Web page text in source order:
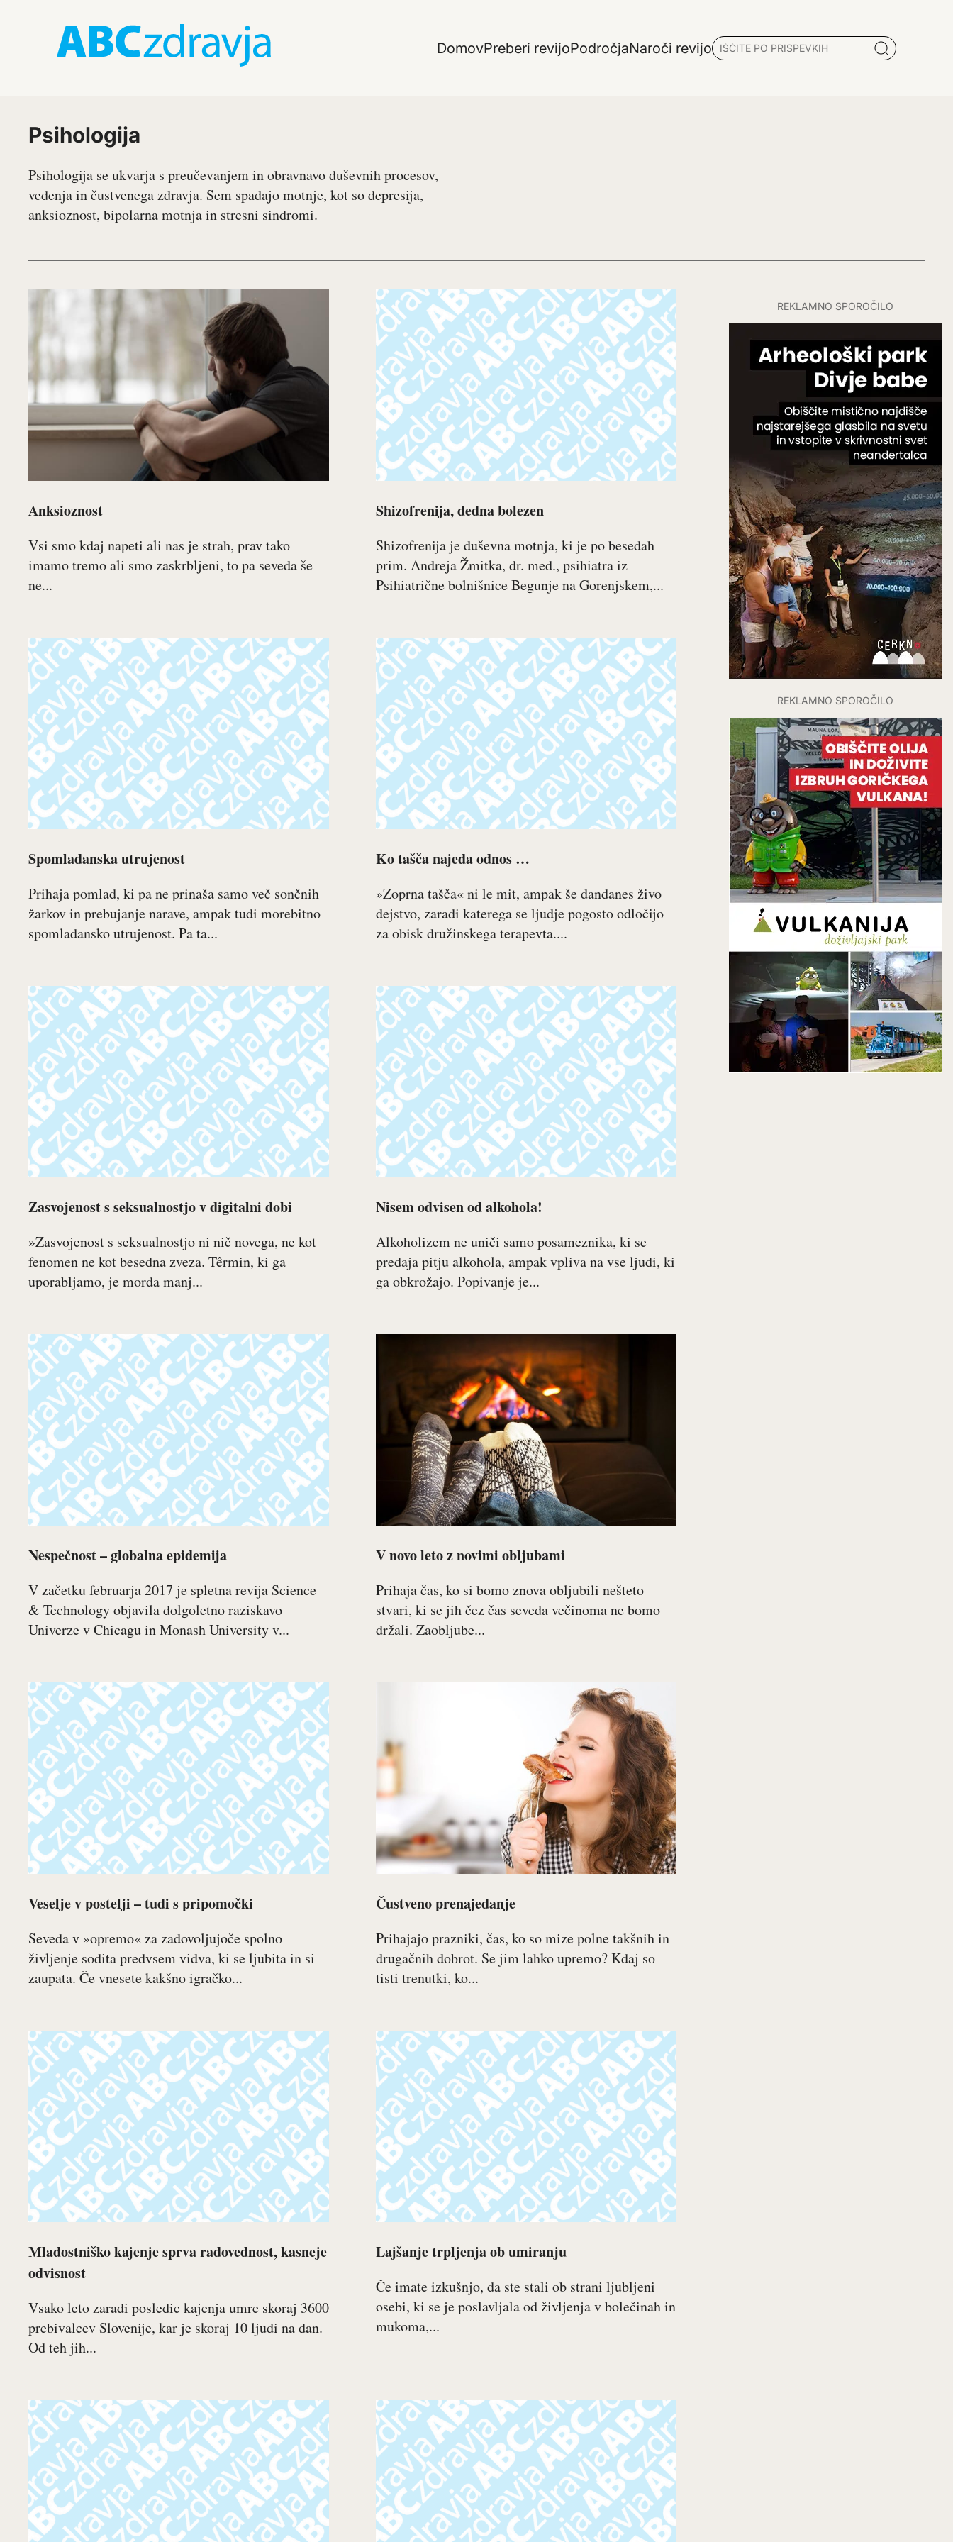
DomovPreberi revijoPodročjaNaroči revijo
Psihologija
Psihologija se ukvarja s preučevanjem in obravnavo duševnih procesov,
vedenja in čustvenega zdravja. Sem spadajo motnje, kot so depresija,
anksioznost, bipolarna motnja in stresni sindromi.
Anksioznost
Vsi smo kdaj napeti ali nas je strah, prav tako
imamo tremo ali smo zaskrbljeni, to pa seveda še
ne...
Shizofrenija, dedna bolezen
Shizofrenija je duševna motnja, ki je po besedah
prim. Andreja Žmitka, dr. med., psihiatra iz
Psihiatrične bolnišnice Begunje na Gorenjskem,...
Spomladanska utrujenost
Prihaja pomlad, ki pa ne prinaša samo več sončnih
žarkov in prebujanje narave, ampak tudi morebitno
spomladansko utrujenost. Pa ta...
Ko tašča najeda odnos …
»Zoprna tašča« ni le mit, ampak še dandanes živo
dejstvo, zaradi katerega se ljudje pogosto odločijo
za obisk družinskega terapevta....
Zasvojenost s seksualnostjo v digitalni dobi
»Zasvojenost s seksualnostjo ni nič novega, ne kot
fenomen ne kot besedna zveza. Têrmin, ki ga
uporabljamo, je morda manj...
Nisem odvisen od alkohola!
Alkoholizem ne uniči samo posameznika, ki se
predaja pitju alkohola, ampak vpliva na vse ljudi, ki
ga obkrožajo. Popivanje je...
Nespečnost – globalna epidemija
V začetku februarja 2017 je spletna revija Science
& Technology objavila dolgoletno raziskavo
Univerze v Chicagu in Monash University v...
V novo leto z novimi obljubami
Prihaja čas, ko si bomo znova obljubili nešteto
stvari, ki se jih čez čas seveda večinoma ne bomo
držali. Zaobljube...
Veselje v postelji – tudi s pripomočki
Seveda v »opremo« za zadovoljujoče spolno
življenje sodita predvsem vidva, ki se ljubita in si
zaupata. Če vnesete kakšno igračko...
Čustveno prenajedanje
Prihajajo prazniki, čas, ko so mize polne takšnih in
drugačnih dobrot. Se jim lahko upremo? Kdaj so
tisti trenutki, ko...
Mladostniško kajenje sprva radovednost, kasneje
odvisnost
Vsako leto zaradi posledic kajenja umre skoraj 3600
prebivalcev Slovenije, kar je skoraj 10 ljudi na dan.
Od teh jih...
Lajšanje trpljenja ob umiranju
Če imate izkušnjo, da ste stali ob strani ljubljeni
osebi, ki se je poslavljala od življenja v bolečinah in
mukoma,...
REKLAMNO SPOROČILO
REKLAMNO SPOROČILO